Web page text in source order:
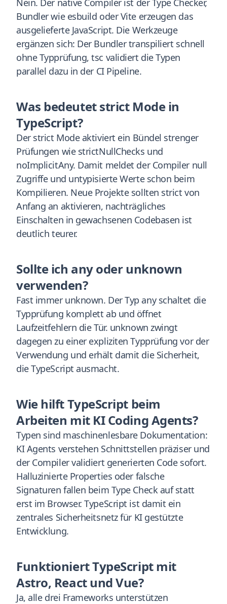
Bundler wie esbuild oder Vite erzeugen das
ausgelieferte JavaScript. Die Werkzeuge
ergänzen sich: Der Bundler transpiliert schnell
ohne Typprüfung, tsc validiert die Typen
parallel dazu in der CI Pipeline.
Was bedeutet strict Mode in
TypeScript?
Der strict Mode aktiviert ein Bündel strenger
Prüfungen wie strictNullChecks und
noImplicitAny. Damit meldet der Compiler null
Zugriffe und untypisierte Werte schon beim
Kompilieren. Neue Projekte sollten strict von
Anfang an aktivieren, nachträgliches
Einschalten in gewachsenen Codebasen ist
deutlich teurer.
Sollte ich any oder unknown
verwenden?
Fast immer unknown. Der Typ any schaltet die
Typprüfung komplett ab und öffnet
Laufzeitfehlern die Tür. unknown zwingt
dagegen zu einer expliziten Typprüfung vor der
Verwendung und erhält damit die Sicherheit,
die TypeScript ausmacht.
Wie hilft TypeScript beim
Arbeiten mit KI Coding Agents?
Typen sind maschinenlesbare Dokumentation:
KI Agents verstehen Schnittstellen präziser und
der Compiler validiert generierten Code sofort.
Halluzinierte Properties oder falsche
Signaturen fallen beim Type Check auf statt
erst im Browser. TypeScript ist damit ein
zentrales Sicherheitsnetz für KI gestützte
Entwicklung.
Funktioniert TypeScript mit
Astro, React und Vue?
Ja, alle drei Frameworks unterstützen